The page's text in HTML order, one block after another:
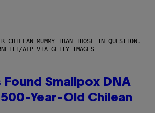
CHILEAN MUMMY THAN THOSE IN QUESTION.
AFP VIA GETTY IMAGES
Smallpox DNA
Year-Old Chilean